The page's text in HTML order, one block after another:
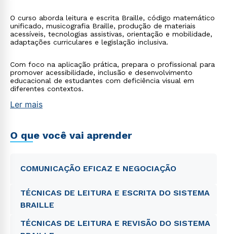
O curso aborda leitura e escrita Braille, código matemático
unificado, musicografia Braille, produção de materiais
acessíveis, tecnologias assistivas, orientação e mobilidade,
adaptações curriculares e legislação inclusiva.
Com foco na aplicação prática, prepara o profissional para
promover acessibilidade, inclusão e desenvolvimento
educacional de estudantes com deficiência visual em
diferentes contextos.
Ler mais
O que você vai aprender
COMUNICAÇÃO EFICAZ E NEGOCIAÇÃO
TÉCNICAS DE LEITURA E ESCRITA DO SISTEMA
BRAILLE
TÉCNICAS DE LEITURA E REVISÃO DO SISTEMA